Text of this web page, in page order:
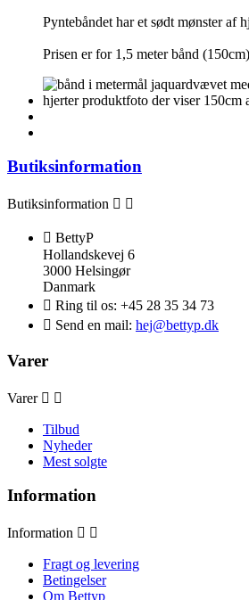
Pyntebåndet har et sødt mønster af
Prisen er for 1,5 meter bånd (150cm)
Butiksinformation
Butiksinformation  
 BettyP
Hollandskevej 6
3000 Helsingør
Danmark
 Ring til os: +45 28 35 34 73
 Send en mail: hej@bettyp.dk
Varer
Varer  
Tilbud
Nyheder
Mest solgte
Information
Information  
Fragt og levering
Betingelser
Om Bettyp